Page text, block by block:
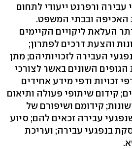
ורפרנט ייעודי לתחום
האכיפה ובבתי המשפט.
העלאת ליקויים הקיימים
והצעת דרכים לפתרון;
העבירה לזכויותיהם; מתן
הגופים השונים באשר לצורכי
זכויות ודפי מידע אחידים
קידום שיתופי פעולה ותיאום
קידומם ושיפורם של
עבירה זכאים להם; סיוע
בנפגעי עבירה; ועריכת